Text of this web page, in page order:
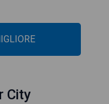
City